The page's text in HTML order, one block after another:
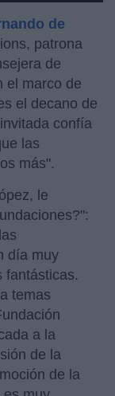
de
patrona
de
el marco de
el decano de
confía
las
más".
le
día muy
fantásticas.
temas
a la
de la
de la